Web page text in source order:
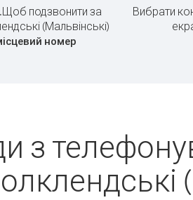
Щоб подзвонити за
(Мальвінські)
номер
Вибрати
з